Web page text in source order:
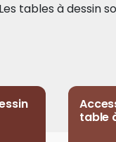
tables à dessin
table